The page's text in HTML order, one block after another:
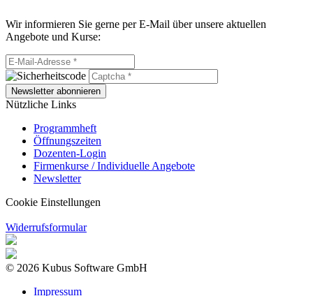
Wir informieren Sie gerne per E-Mail über unsere aktuellen
Angebote und Kurse:
Newsletter abonnieren
Nützliche Links
Programmheft
Öffnungszeiten
Dozenten-Login
Firmenkurse / Individuelle Angebote
Newsletter
Cookie Einstellungen
Widerrufsformular
© 2026 Kubus Software GmbH
Impressum